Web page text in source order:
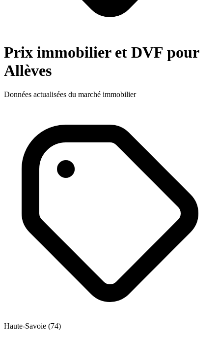
Prix immobilier et DVF pour
Allèves
Données actualisées du marché immobilier
Haute-Savoie (74)